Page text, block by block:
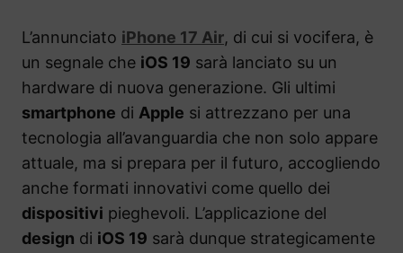
L’annunciato iPhone 17 Air, di cui si vocifera, è
un segnale che iOS 19 sarà lanciato su un
hardware di nuova generazione. Gli ultimi
smartphone di Apple si attrezzano per una
tecnologia all’avanguardia che non solo appare
attuale, ma si prepara per il futuro, accogliendo
anche formati innovativi come quello dei
dispositivi pieghevoli. L’applicazione del
design di iOS 19 sarà dunque strategicamente